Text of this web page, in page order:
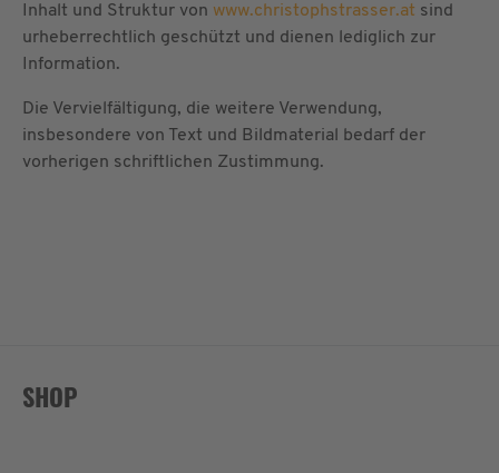
Inhalt und Struktur von www.christophstrasser.at sind
urheberrechtlich geschützt und dienen lediglich zur
Information.
Die Vervielfältigung, die weitere Verwendung,
insbesondere von Text und Bildmaterial bedarf der
vorherigen schriftlichen Zustimmung.
SHOP